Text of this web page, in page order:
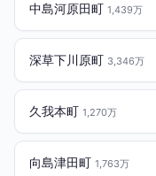
中島河原田町 1,439万
深草下川原町 3,346万
久我本町 1,270万
向島津田町 1,763万